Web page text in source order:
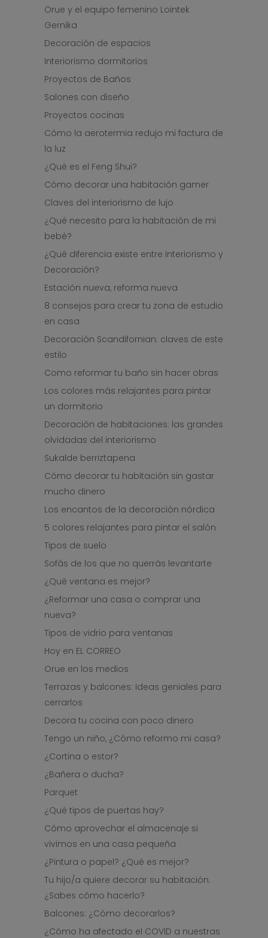
Orue y el equipo femenino Lointek
Gernika
Decoración de espacios
Interiorismo dormitorios
Proyectos de Baños
Salones con diseño
Proyectos cocinas
Cómo la aerotermia redujo mi factura de
la luz
¿Qué es el Feng Shui?
Cómo decorar una habitación gamer
Claves del interiorismo de lujo
¿Qué necesito para la habitación de mi
bebé?
¿Qué diferencia existe entre Interiorismo y
Decoración?
Estación nueva, reforma nueva
8 consejos para crear tu zona de estudio
en casa
Decoración Scandifornian: claves de este
estilo
Como reformar tu baño sin hacer obras
Los colores más relajantes para pintar
un dormitorio
Decoración de habitaciones: las grandes
olvidadas del interiorismo
Sukalde berriztapena
Cómo decorar tu habitación sin gastar
mucho dinero
Los encantos de la decoración nórdica
5 colores relajantes para pintar el salón
Tipos de suelo
Sofás de los que no querrás levantarte
¿Qué ventana es mejor?
¿Reformar una casa o comprar una
nueva?
Tipos de vidrio para ventanas
Hoy en EL CORREO
Orue en los medios
Terrazas y balcones: Ideas geniales para
cerrarlos
Decora tu cocina con poco dinero
Tengo un niño, ¿Cómo reformo mi casa?
¿Cortina o estor?
¿Bañera o ducha?
Parquet
¿Qué tipos de puertas hay?
Cómo aprovechar el almacenaje si
vivimos en una casa pequeña
¿Pintura o papel? ¿Qué es mejor?
Tu hijo/a quiere decorar su habitación.
¿Sabes cómo hacerlo?
Balcones: ¿Cómo decorarlos?
¿Cómo ha afectado el COVID a nuestras